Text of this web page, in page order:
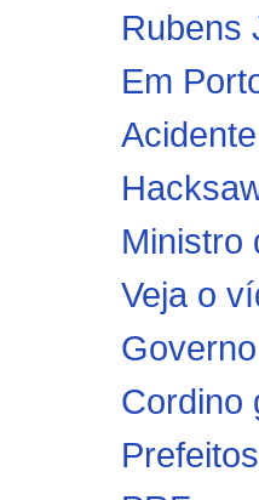
Rubens
Em
Ministro
Veja o
Cordino